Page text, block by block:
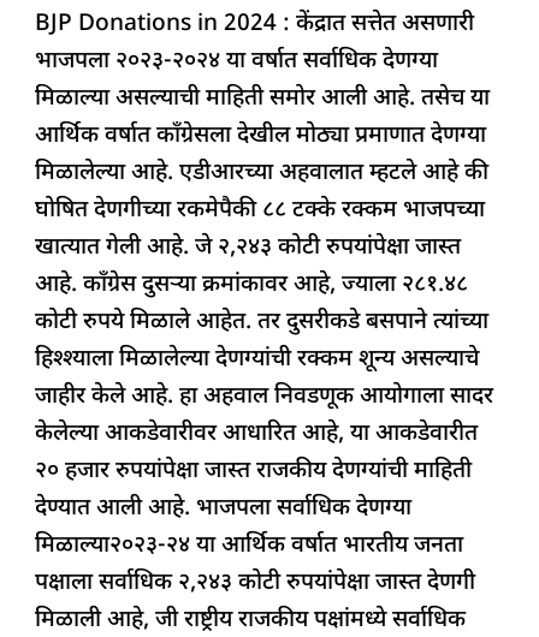
c
e
b
o
o
k
at
s
A
p
p
k
e
dI
n
re
a
d
s
e
g
ra
m
ar
e
BJP Donations in 2024 : केंद्रात सत्तेत असणारी
भाजपला २०२३-२०२४ या वर्षात सर्वाधिक देणग्या
मिळाल्या असल्याची माहिती समोर आली आहे. तसेच या
आर्थिक वर्षात काँग्रेसला देखील मोठ्या प्रमाणात देणग्या
मिळालेल्या आहे. एडीआरच्या अहवालात म्हटले आहे की
घोषित देणगीच्या रकमेपैकी ८८ टक्के रक्कम भाजपच्या
खात्यात गेली आहे. जे २,२४३ कोटी रुपयांपेक्षा जास्त
आहे. काँग्रेस दुसऱ्या क्रमांकावर आहे, ज्याला २८१.४८
कोटी रुपये मिळाले आहेत. तर दुसरीकडे बसपाने त्यांच्या
हिश्श्याला मिळालेल्या देणग्यांची रक्कम शून्य असल्याचे
जाहीर केले आहे. हा अहवाल निवडणूक आयोगाला सादर
केलेल्या आकडेवारीवर आधारित आहे, या आकडेवारीत
२० हजार रुपयांपेक्षा जास्त राजकीय देणग्यांची माहिती
देण्यात आली आहे. भाजपला सर्वाधिक देणग्या
मिळाल्या२०२३-२४ या आर्थिक वर्षात भारतीय जनता
पक्षाला सर्वाधिक २,२४३ कोटी रुपयांपेक्षा जास्त देणगी
मिळाली आहे, जी राष्ट्रीय राजकीय पक्षांमध्ये सर्वाधिक